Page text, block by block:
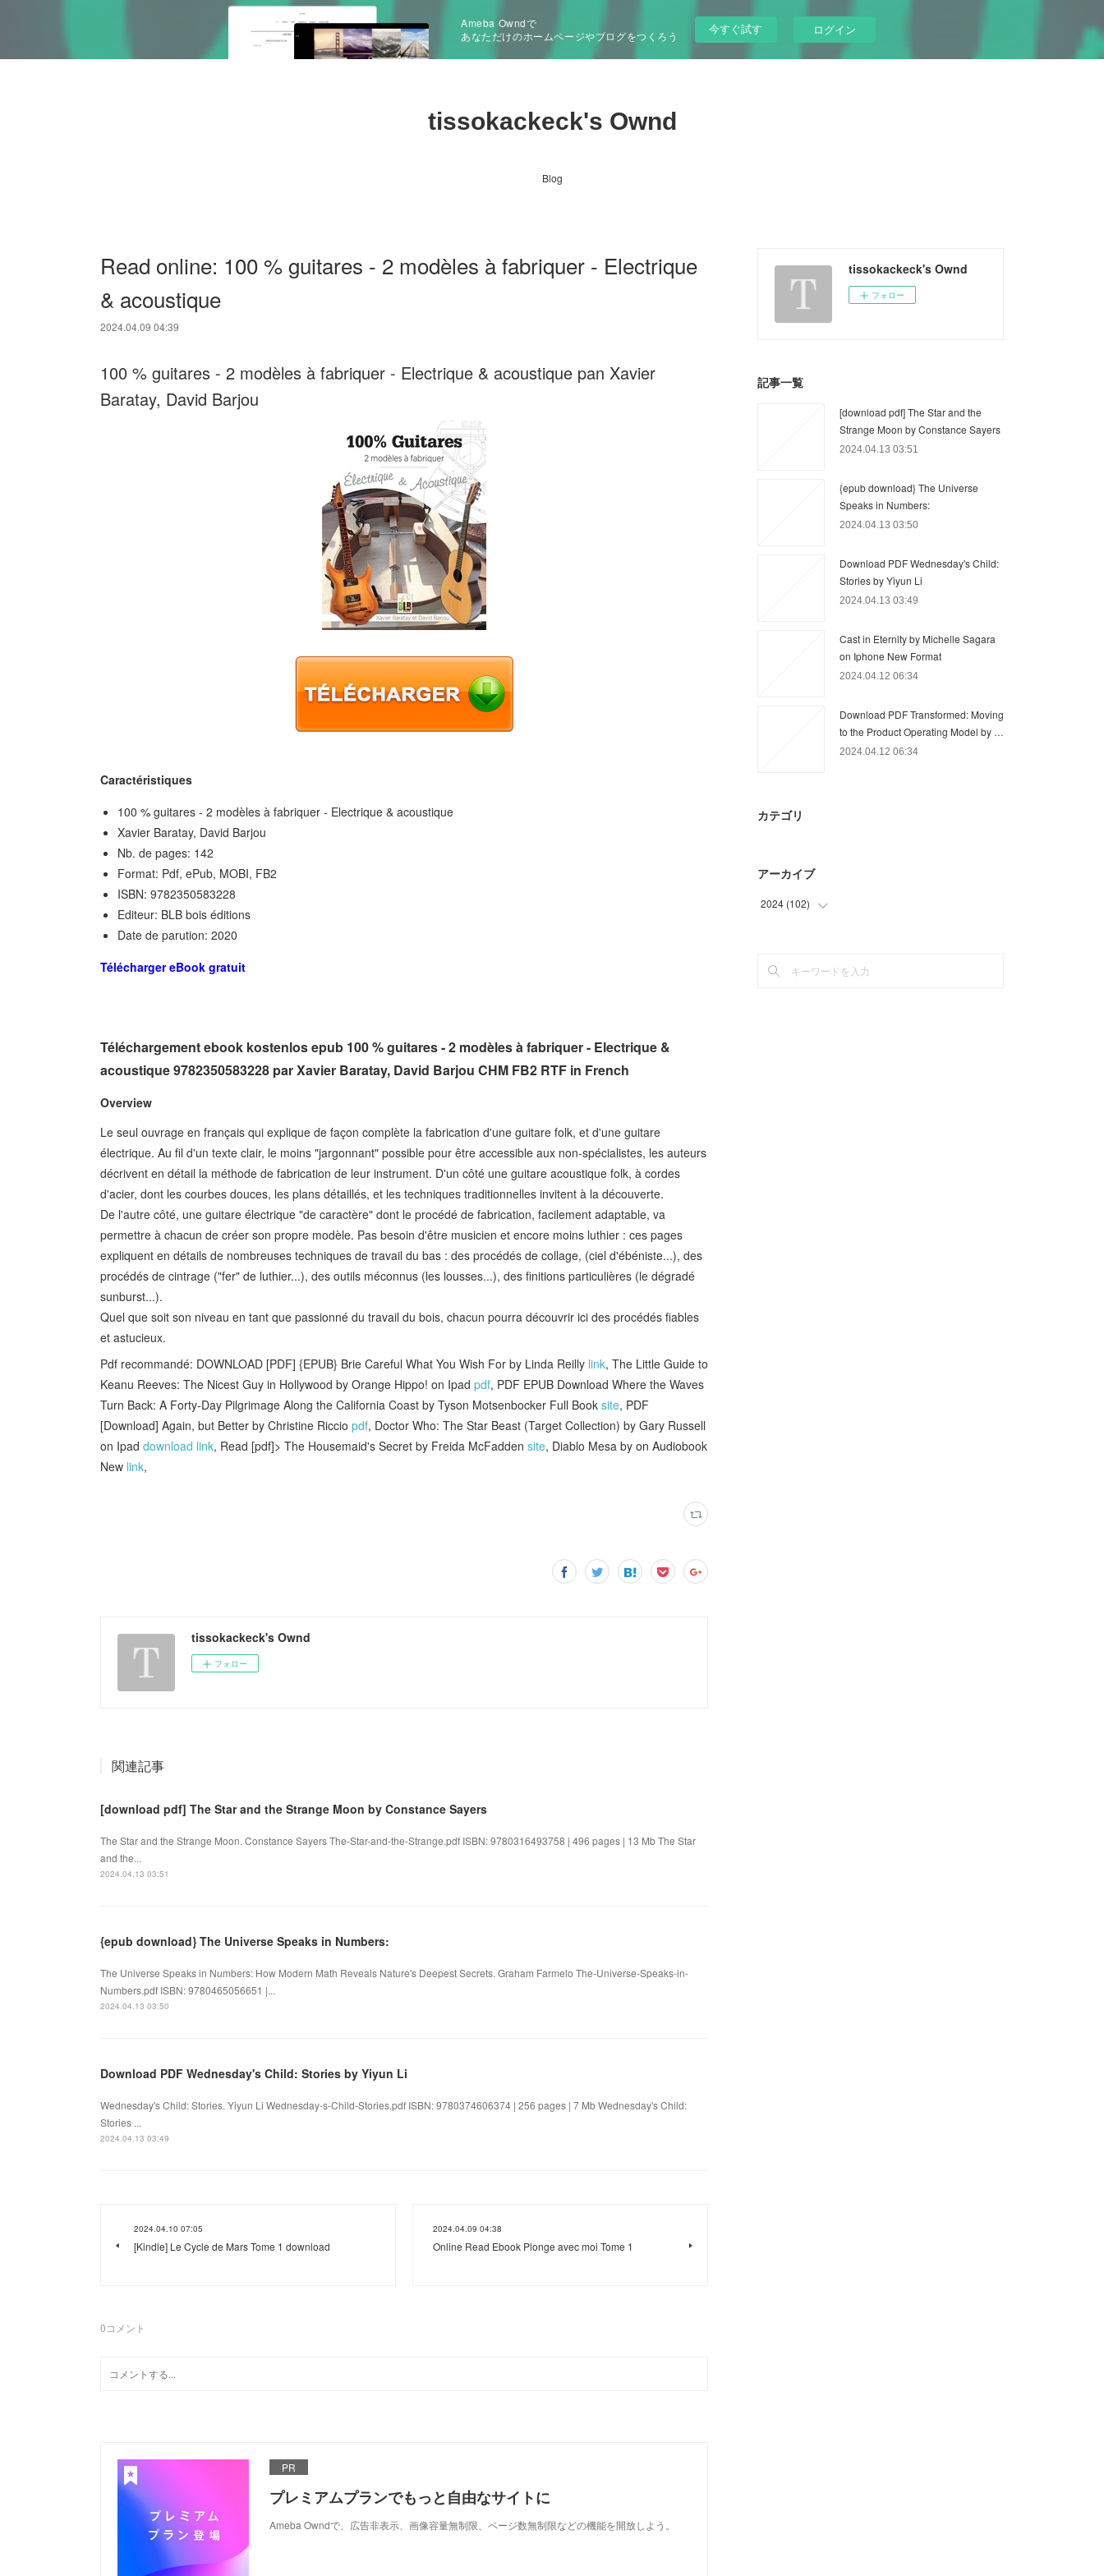
Ameba Owndで
あなただけのホームページやブログをつくろう
今すぐ試す ログイン
tissokackeck's Ownd
Blog
Read online: 100 % guitares - 2 modèles à fabriquer - Electrique
& acoustique
2024.04.09 04:39
100 % guitares - 2 modèles à fabriquer - Electrique & acoustique pan Xavier
Baratay, David Barjou
Caractéristiques
100 % guitares - 2 modèles à fabriquer - Electrique & acoustique
Xavier Baratay, David Barjou
Nb. de pages: 142
Format: Pdf, ePub, MOBI, FB2
ISBN: 9782350583228
Editeur: BLB bois éditions
Date de parution: 2020
Télécharger eBook gratuit
Téléchargement ebook kostenlos epub 100 % guitares - 2 modèles à fabriquer - Electrique &
acoustique 9782350583228 par Xavier Baratay, David Barjou CHM FB2 RTF in French
Overview
Le seul ouvrage en français qui explique de façon complète la fabrication d'une guitare folk, et d'une guitare
électrique. Au fil d'un texte clair, le moins "jargonnant" possible pour être accessible aux non-spécialistes, les auteurs
décrivent en détail la méthode de fabrication de leur instrument. D'un côté une guitare acoustique folk, à cordes
d'acier, dont les courbes douces, les plans détaillés, et les techniques traditionnelles invitent à la découverte.
De l'autre côté, une guitare électrique "de caractère" dont le procédé de fabrication, facilement adaptable, va
permettre à chacun de créer son propre modèle. Pas besoin d'être musicien et encore moins luthier : ces pages
expliquent en détails de nombreuses techniques de travail du bas : des procédés de collage, (ciel d'ébéniste...), des
procédés de cintrage ("fer" de luthier...), des outils méconnus (les lousses...), des finitions particulières (le dégradé
sunburst...).
Quel que soit son niveau en tant que passionné du travail du bois, chacun pourra découvrir ici des procédés fiables
et astucieux.
Pdf recommandé: DOWNLOAD [PDF] {EPUB} Brie Careful What You Wish For by Linda Reilly link, The Little Guide to
Keanu Reeves: The Nicest Guy in Hollywood by Orange Hippo! on Ipad pdf, PDF EPUB Download Where the Waves
Turn Back: A Forty-Day Pilgrimage Along the California Coast by Tyson Motsenbocker Full Book site, PDF
[Download] Again, but Better by Christine Riccio pdf, Doctor Who: The Star Beast (Target Collection) by Gary Russell
on Ipad download link, Read [pdf]> The Housemaid's Secret by Freida McFadden site, Diablo Mesa by on Audiobook
New link,
tissokackeck's Ownd
フォロー
関連記事
[download pdf] The Star and the Strange Moon by Constance Sayers
The Star and the Strange Moon. Constance Sayers The-Star-and-the-Strange.pdf ISBN: 9780316493758 | 496 pages | 13 Mb The Star
and the...
2024.04.13 03:51
{epub download} The Universe Speaks in Numbers:
The Universe Speaks in Numbers: How Modern Math Reveals Nature's Deepest Secrets. Graham Farmelo The-Universe-Speaks-in-
Numbers.pdf ISBN: 9780465056651 |...
2024.04.13 03:50
Download PDF Wednesday's Child: Stories by Yiyun Li
Wednesday's Child: Stories. Yiyun Li Wednesday-s-Child-Stories.pdf ISBN: 9780374606374 | 256 pages | 7 Mb Wednesday's Child:
Stories ...
2024.04.13 03:49
2024.04.10 07:05
[Kindle] Le Cycle de Mars Tome 1 download
2024.04.09 04:38
Online Read Ebook Plonge avec moi Tome 1
0コメント
PR
プレミアムプランでもっと自由なサイトに
Ameba Owndで、広告非表示、画像容量無制限、ページ数無制限などの機能を開放しよう。
tissokackeck's Ownd
フォロー
記事一覧
[download pdf] The Star and the
Strange Moon by Constance Sayers
2024.04.13 03:51
{epub download} The Universe
Speaks in Numbers:
2024.04.13 03:50
Download PDF Wednesday's Child:
Stories by Yiyun Li
2024.04.13 03:49
Cast in Eternity by Michelle Sagara
on Iphone New Format
2024.04.12 06:34
Download PDF Transformed: Moving
to the Product Operating Model by …
2024.04.12 06:34
カテゴリ
アーカイブ
2024 (102)